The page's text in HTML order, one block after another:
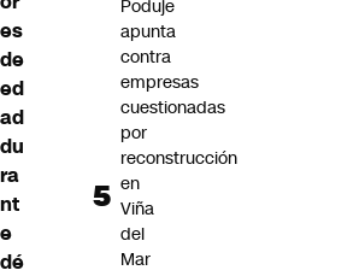
es
de
ed
ad
du
ra
nt
e
dé
Poduje
apunta
contra
empresas
cuestionadas
por
reconstrucción
en
Viña
del
Mar